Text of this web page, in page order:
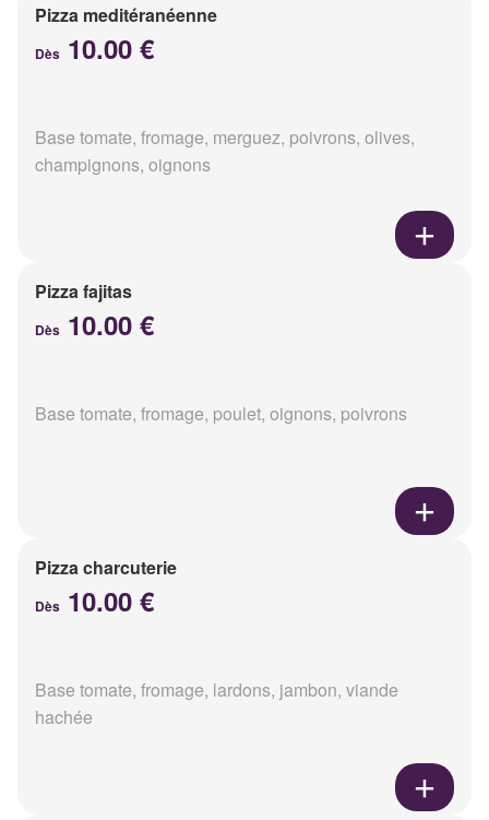
Pizza meditéranéenne
Dès 10.00 €
Base tomate, fromage, merguez, poivrons, olives,
champignons, oignons
Pizza fajitas
Dès 10.00 €
Base tomate, fromage, poulet, oignons, poivrons
Pizza charcuterie
Dès 10.00 €
Base tomate, fromage, lardons, jambon, viande
hachée